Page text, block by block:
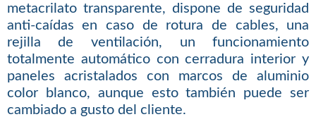
metacrilato transparente, dispone de seguridad
anti-caídas en caso de rotura de cables, una
rejilla de ventilación, un funcionamiento
totalmente automático con cerradura interior y
paneles acristalados con marcos de aluminio
color blanco, aunque esto también puede ser
cambiado a gusto del cliente.